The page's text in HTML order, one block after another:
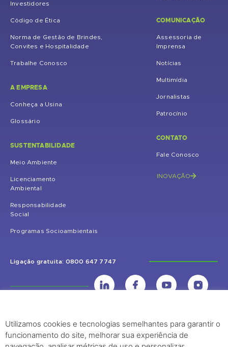
Investidores
Código de Ética
Norma de Gestão de Brindes,
Convites e Hospitalidade
Trabalhe Conosco
A EMPRESA
Conheça a Usina
Glossário
SUSTENTABILIDADE
Meio Ambiente
Licenciamento
Ambiental
Responsabilidade
Social
Programas Socioambientais
COMUNICAÇÃO
Assessoria de
Imprensa
Notícias
Multimídia
Jornalistas
Patrocínio
CONTATO
Fale Conosco
INOVAÇÃO
Ligação gratuita: 0800 647 7747
UHE Jirau
Rodovia BR-364, KM 824 S/Nº - Distrito de Jaci Paraná – Porto Velho
Utilizamos cookies e tecnologias semelhantes para garantir o
funcionamento do site, melhorar sua experiência de